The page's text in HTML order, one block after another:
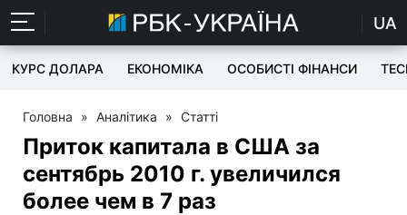
UA
КУРС ДОЛАРА ЕКОНОМІКА ОСОБИСТІ ФІНАНСИ
Головна » Аналітика » Статті
Приток капитала в США за
сентябрь 2010 г. увеличился
более чем в 7 раз